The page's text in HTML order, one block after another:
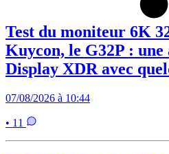
Test du moniteur 6K
Kuycon, le G32P :
Display XDR avec
07/08/2026 à 10:44
• 11